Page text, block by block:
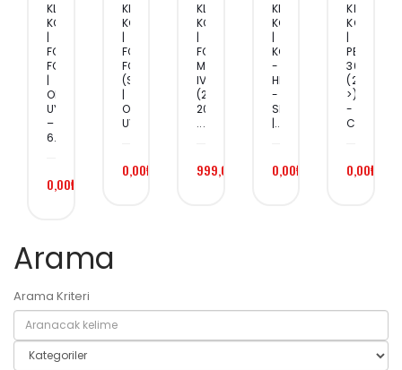
KLIMA
KOMPRESÖRÜ
|
FORD
FOCUS
|
OEM
UYUMLU
–
6...
0,00₺
KLIMA
KOMPRESÖRÜ
|
FORD
FOCUS
(SH/LB)
|
OEM
UYUM...
0,00₺
KLIMA
KOMPRESÖRÜ
|
FORD
MONDEO
IV
(2007–
2014)
...
999,00₺
KLIMA
KOMPRESÖRÜ
|
KOMATSU
-
HITACHI
-
SELTECT
|...
0,00₺
KLIMA
|
PEUGEOT
308
(2012
>)
-
CIT...
0,00₺
Arama
Arama Kriteri